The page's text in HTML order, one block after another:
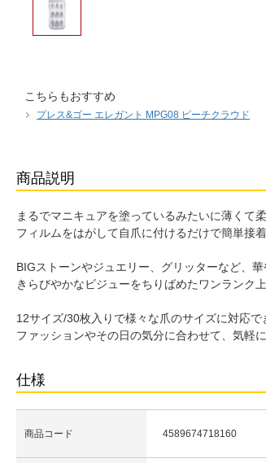
こちらもおすすめ
プレス&ゴー エレガント MPG08 ピーチクラウド
商品説明
まるでマニキュアを塗っているみたいに薄くて
フィルムをはがして自爪に付けるだけで簡単接着
BIGストーンやジュエリー、グリッターなど、華
きらびやかなビジューをちりばめたワンランク
12サイズ/30枚入りで様々な爪のサイズに対応で
ファッションやその日の気分に合わせて、気軽
仕様
商品コード 4589674718160